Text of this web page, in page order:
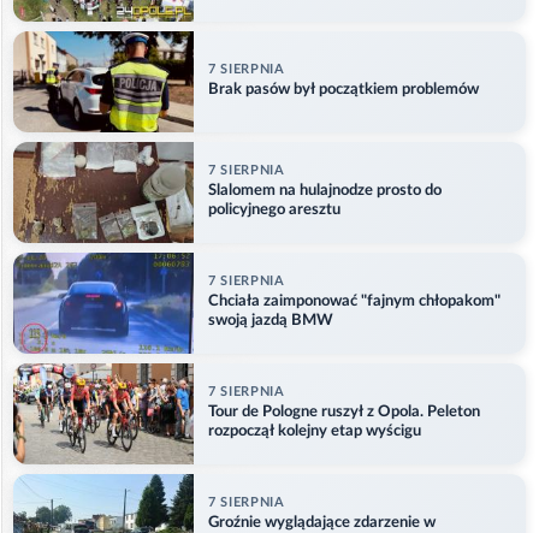
7 SIERPNIA
Brak pasów był początkiem problemów
7 SIERPNIA
Slalomem na hulajnodze prosto do
policyjnego aresztu
7 SIERPNIA
Chciała zaimponować "fajnym chłopakom"
swoją jazdą BMW
7 SIERPNIA
Tour de Pologne ruszył z Opola. Peleton
rozpoczął kolejny etap wyścigu
7 SIERPNIA
Groźnie wyglądające zdarzenie w